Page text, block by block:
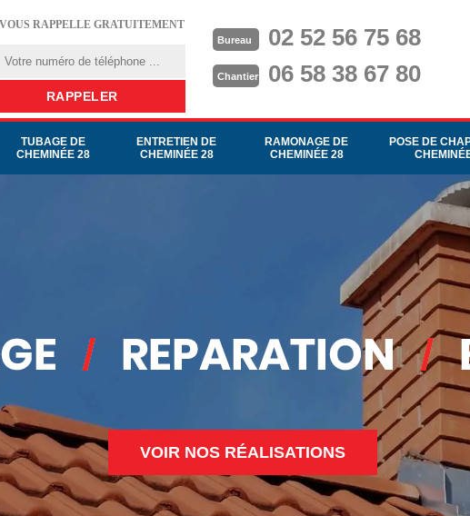
RAPPELLE GRATUITEMENT
Bureau 02 52 56 75 68
Chantier 06 58 38 67 80
TUBAGE DE
CHEMINÉE 28
ENTRETIEN DE
CHEMINÉE 28
RAMONAGE DE
CHEMINÉE 28
POSE DE
VOIR NOS RÉALISATIONS